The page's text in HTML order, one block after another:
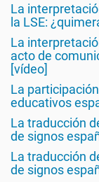
La
la LSE:
La
acto de
[vídeo]
La
educativos
La traducción
de signos
La traducción
de signos